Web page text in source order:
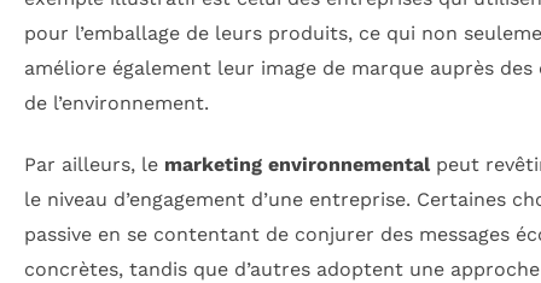
pour l’emballage de leurs produits, ce qui non
améliore également leur image de marque auprès
de l’environnement.
Par ailleurs, le marketing environnementalpeut
le niveau d’engagement d’une entreprise. Certaines
passive en se contentant de conjurer des messages
concrètes, tandis que d’autres adoptent une